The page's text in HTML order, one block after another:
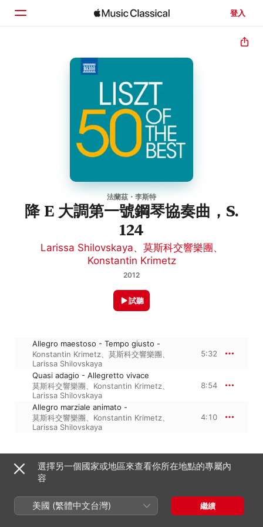
登入
法蘭茲・李斯特
降 E 大調第一號鋼琴協奏曲，S.
124
Larissa Shilovskaya、 莫斯科交響樂團、
Konstantin Krimetz
2012
試聽
Allegro maestoso - Tempo giusto -
Konstantin Krimetz
莫斯科交響樂團
Larissa Shilovskaya
5:32
Quasi adagio - Allegretto vivace
莫斯科交響樂團
Konstantin Krimetz
Larissa Shilovskaya
8:54
Allegro marziale animato -
莫斯科交響樂團
Konstantin Krimetz
Larissa Shilovskaya
4:10
2012年2月1日
3 首曲目・18 分鐘
℗ 2012 Naxos Digital Compilations
選擇另一個國家或地區來查看你所在地點的專屬內
容
美國 (繁體中文台灣) 繼續